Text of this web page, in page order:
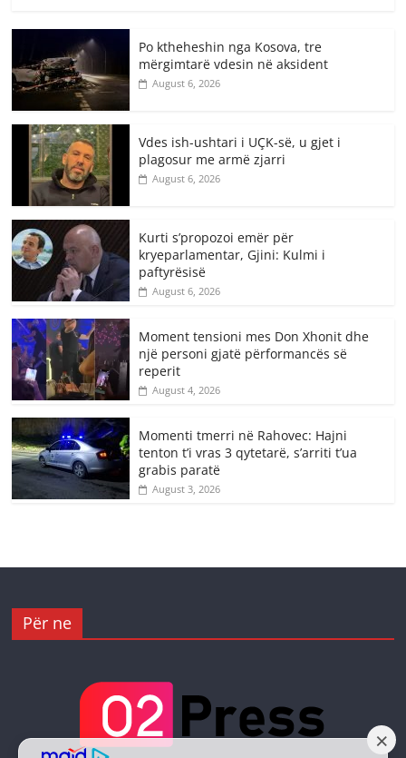
Po ktheheshin nga Kosova, tre
mërgimtarë vdesin në aksident
August 6, 2026
Vdes ish-ushtari i UÇK-së, u gjet i
plagosur me armë zjarri
August 6, 2026
Kurti s’propozoi emër për
kryeparlamentar, Gjini: Kulmi i
paftyrësisë
August 6, 2026
Moment tensioni mes Don Xhonit dhe
një personi gjatë përformancës së
reperit
August 4, 2026
Momenti tmerri në Rahovec: Hajni
tenton t’i vras 3 qytetarë, s’arriti t’ua
grabis paratë
August 3, 2026
Për ne